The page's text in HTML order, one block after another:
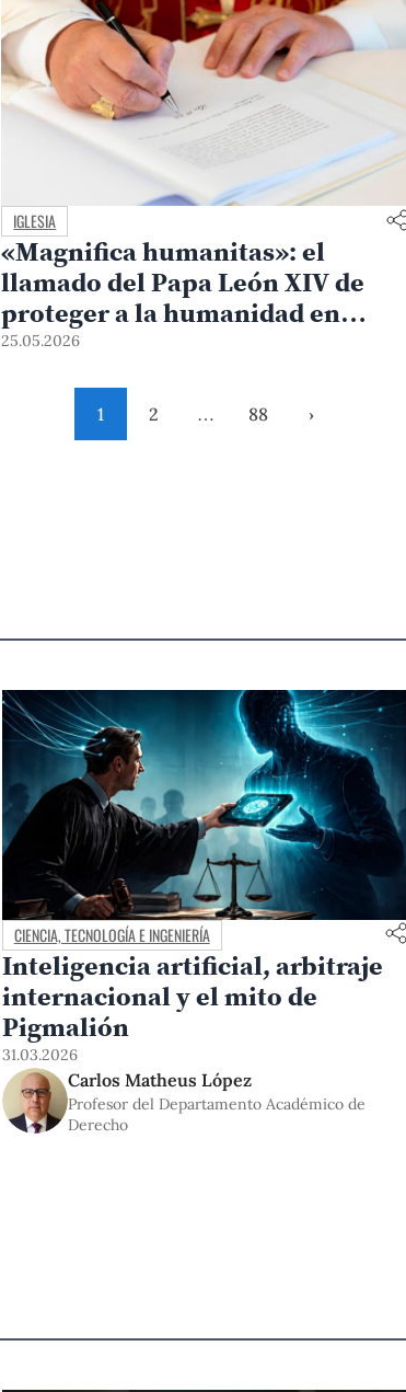
IGLESIA
«Magnifica humanitas»: el
llamado del Papa León XIV de
proteger a la humanidad en
tiempos de IA
25.05.2026
1 2 … 88 ›
CIENCIA, TECNOLOGÍA E INGENIERÍA
Inteligencia artificial, arbitraje
internacional y el mito de
Pigmalión
31.03.2026
Carlos Matheus López
Profesor del Departamento Académico de
Derecho